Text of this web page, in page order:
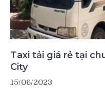
Taxi tải giá rẻ tại
City
15/06/2023